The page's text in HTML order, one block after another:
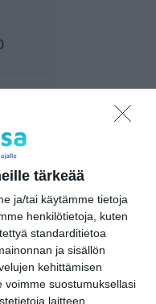
tärkeää
ja/tai käytämme tietoja
henkilötietoja, kuten
standarditietoa
ja sisällön
kehittämisen
voimme suostumuksellasi
laitteen
The
-